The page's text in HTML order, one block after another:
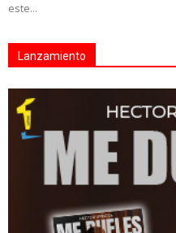
este...
Lanzamiento